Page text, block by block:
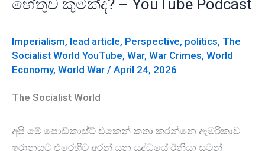
මුලින්ම
ඊළඟට
චීනය
—
Podcast
හේතුව කුමක්ද? – YouTube Podcast
Imperialism, lead article, Perspective, politics, The
Socialist World YouTube, War, War Crimes, World
Economy, World War / April 24, 2026
The Socialist World
අපි මේ පොඩ්කාස්ට් එකෙන් කතා කරන්නෙ ඇමරිකාව
ඉරානයට එරෙහිව අරන් යන යුද්ධයේ ඊනියා සටන්